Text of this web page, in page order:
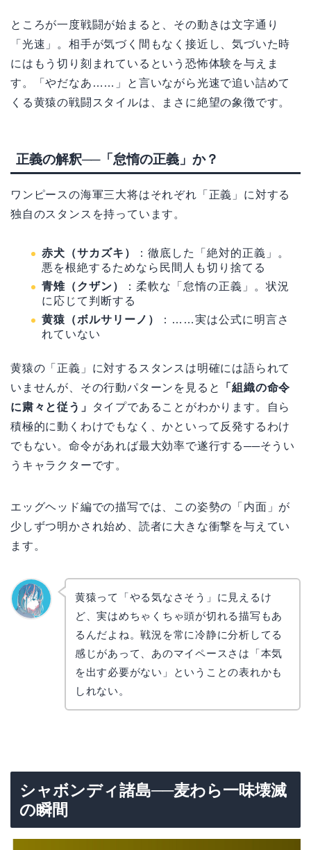
ところが一度戦闘が始まると、その動きは文字通り
「光速」。相手が気づく間もなく接近し、気づいた時
にはもう切り刻まれているという恐怖体験を与えま
す。「やだなあ……」と言いながら光速で追い詰めて
くる黄猿の戦闘スタイルは、まさに絶望の象徴です。
正義の解釈──「怠惰の正義」か？
ワンピースの海軍三大将はそれぞれ「正義」に対する
独自のスタンスを持っています。
赤犬（サカズキ）
：徹底した「絶対的正義」。
悪を根絶するためなら民間人も切り捨てる
青雉（クザン）
：柔軟な「怠惰の正義」。状況
に応じて判断する
黄猿（ボルサリーノ）
：……実は公式に明言さ
れていない
黄猿の「正義」に対するスタンスは明確には語られて
いませんが、その行動パターンを見ると
「組織の命令
に粛々と従う」
タイプであることがわかります。自ら
積極的に動くわけでもなく、かといって反発するわけ
でもない。命令があれば最大効率で遂行する──そうい
うキャラクターです。
エッグヘッド編での描写では、この姿勢の「内面」が
少しずつ明かされ始め、読者に大きな衝撃を与えてい
ます。
黄猿って「やる気なさそう」に見えるけ
ど、実はめちゃくちゃ頭が切れる描写もあ
るんだよね。戦況を常に冷静に分析してる
感じがあって、あのマイペースさは「本気
を出す必要がない」ということの表れかも
しれない。
シャボンディ諸島──麦わら一味壊滅
の瞬間